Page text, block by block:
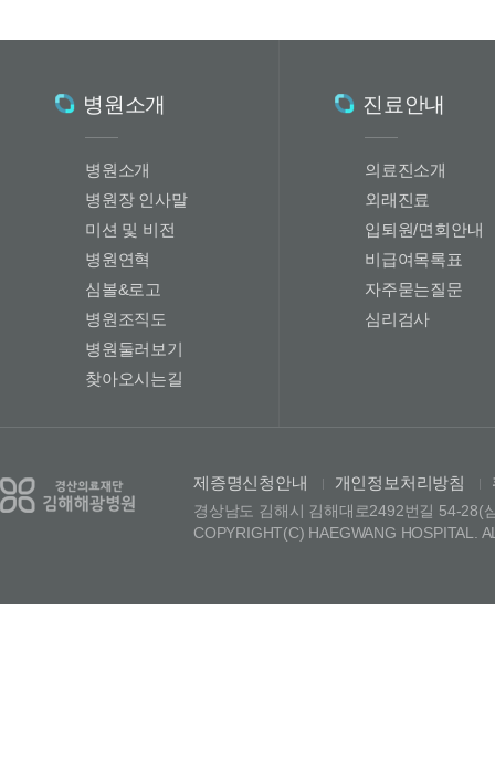
병원소개
병원소개
병원장 인사말
미션 및 비전
병원연혁
심볼&로고
병원조직도
병원둘러보기
찾아오시는길
진료안내
의료진소개
외래진료
입퇴원/면회안내
비급여목록표
자주묻는질문
심리검사
제증명신청안내 | 개인정보처리방침 |
경상남도 김해시 김해대로2492번길 54-28(
COPYRIGHT(C) HAEGWANG HOSPITAL.